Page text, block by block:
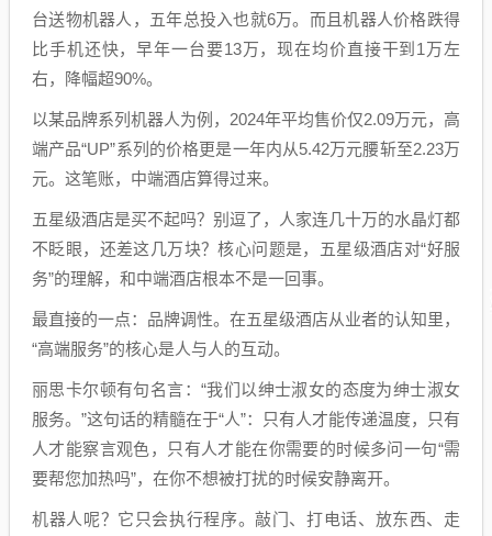
台送物机器人，五年总投入也就6万。而且机器人价格跌得
比手机还快，早年一台要13万，现在均价直接干到1万左
右，降幅超90%。
以某品牌系列机器人为例，2024年平均售价仅2.09万元，高
端产品“UP”系列的价格更是一年内从5.42万元腰斩至2.23万
元。这笔账，中端酒店算得过来。
五星级酒店是买不起吗？别逗了，人家连几十万的水晶灯都
不眨眼，还差这几万块？核心问题是，五星级酒店对“好服
务”的理解，和中端酒店根本不是一回事。
最直接的一点：品牌调性。在五星级酒店从业者的认知里，
“高端服务”的核心是人与人的互动。
丽思卡尔顿有句名言：“我们以绅士淑女的态度为绅士淑女
服务。”这句话的精髓在于“人”：只有人才能传递温度，只有
人才能察言观色，只有人才能在你需要的时候多问一句“需
要帮您加热吗”，在你不想被打扰的时候安静离开。
机器人呢？它只会执行程序。敲门、打电话、放东西、走